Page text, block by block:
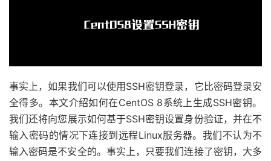
事实上，如果我们可以使用SSH密钥登录，它比密码登录安
全得多。本文介绍如何在CentOS 8系统上生成SSH密钥。
我们还将向您展示如何基于SSH密钥设置身份验证，并在不
输入密码的情况下连接到远程Linux服务器。我们不认为不
输入密码是不安全的。事实上，只要我们连接了密钥，大多